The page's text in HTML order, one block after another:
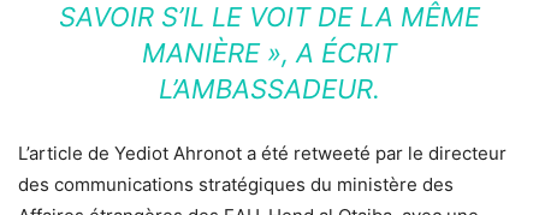
SAVOIR S’IL LE VOIT DE LA MÊME
MANIÈRE », A ÉCRIT
L’AMBASSADEUR.
L’article de Yediot Ahronot a été retweeté par le directeur
des communications stratégiques du ministère des